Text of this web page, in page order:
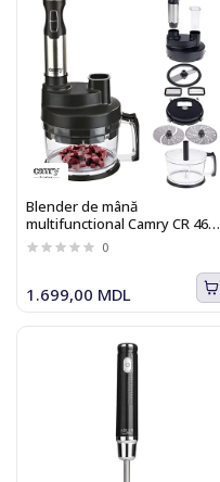
Blender de mână
multifunctional Camry CR 4623,
1600 W
0
1.699,00 MDL